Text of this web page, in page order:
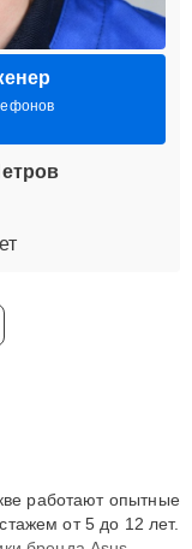
работают опытные
от 5 до 12 лет.